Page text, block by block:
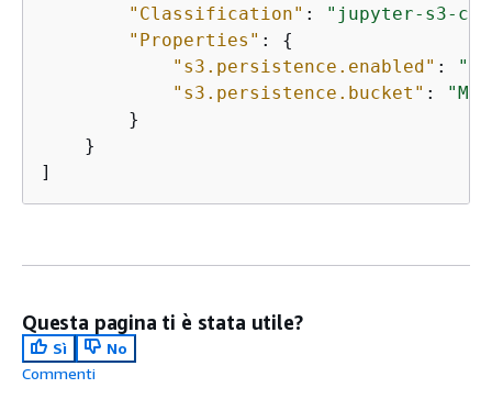
"Classification" :
"jupyter-s3-
"Properties" : {
"s3.persistence.enabled" :
"s3.persistence.bucket" :
        }
    }
]
Questa pagina ti è stata utile?
Sì
No
Commenti